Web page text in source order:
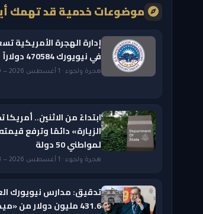
موضوعات خدمية قد تهمك
إدارة الهجرة الأمريكية
في نيويورك 470584 دولاراً
هجرة ولجوء · 1 أغسطس 2026 — 7:10 PM
ابتداءً من الاثنين..
لمواطني 50 دولة
هجرة ولجوء · 1 أغسطس 2026 — 9:23 AM
تدقيق: مدارس نيويورك
431.6 مليون دولار من «ميديكيد